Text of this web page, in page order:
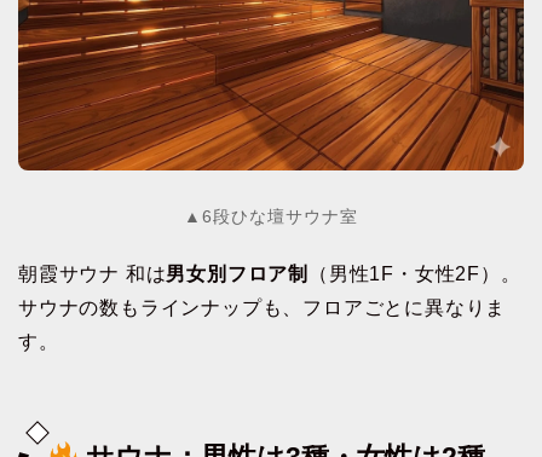
▲6段ひな壇サウナ室
朝霞サウナ 和は男女別フロア制
（男性1F・女性2F）。
サウナの数もラインナップも、フロアごとに異なりま
す。